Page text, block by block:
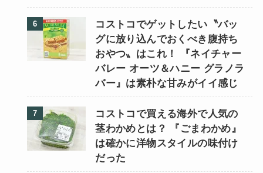
コストコでゲットしたい〝バッ
グに放り込んでおくべき腹持ち
おやつ〟はこれ！ 『ネイチャー
バレー オーツ＆ハニー グラノラ
バー』は素朴な甘みがイイ感じ
コストコで買える海外で人気の
茎わかめとは？ 『ごまわかめ』
は確かに洋物スタイルの味付け
だった